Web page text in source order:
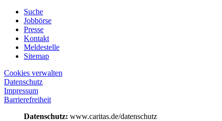
Suche
Jobbörse
Presse
Kontakt
Meldestelle
Sitemap
Cookies verwalten
Datenschutz
Impressum
Barrierefreiheit
Datenschutz: www.caritas.de/datenschutz